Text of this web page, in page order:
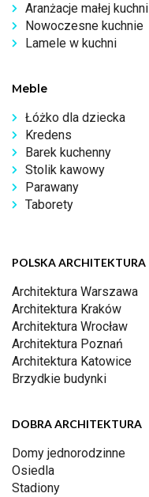
Aranżacje małej kuchni
Nowoczesne kuchnie
Lamele w kuchni
Meble
Łóżko dla dziecka
Kredens
Barek kuchenny
Stolik kawowy
Parawany
Taborety
POLSKA ARCHITEKTURA
Architektura Warszawa
Architektura Kraków
Architektura Wrocław
Architektura Poznań
Architektura Katowice
Brzydkie budynki
DOBRA ARCHITEKTURA
Domy jednorodzinne
Osiedla
Stadiony